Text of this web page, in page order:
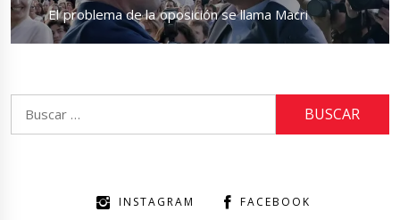
Next
post:
El problema de la oposición se llama Macri
INSTAGRAM FACEBOOK